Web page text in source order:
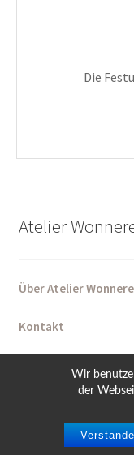
Wir
der
Die
Atelier
Über Atelier
Kontakt
Maßanfertigungen
Individuelle
Einige Werke
Menschen oder einen